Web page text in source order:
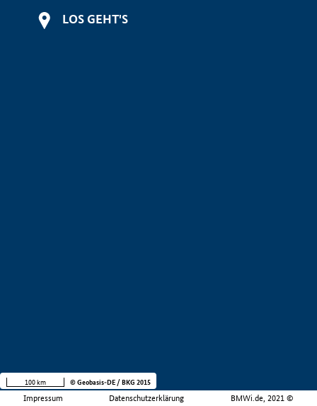
LOS GEHT'S
Impressum Datenschutzerklärung BMWi.de, 2021 ©
100 km © Geobasis-DE / BKG 2015